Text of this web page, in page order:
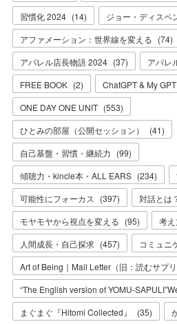
習慣化 2024 (14) ジョー・ディスペ
アファメーション：世界線を変える (74)
アパレル店長物語 2024 (37) アパレ
FREE BOOK (2) ChatGPT & My GPT
ONE DAY ONE UNIT (553)
ひとみの部屋（公開セッション）
(41)
自己基盤・習慣・継続力 (99)
傾聴力・kincle本・ALL EARS (234)
可能性にフォーカス
(397) 対話とは
モヤモヤから視点を変える (95) 考
人間成長・自己探求 (457) コミュニ
Art of Being｜Mail Letter（旧：読むサプリ
“The English version of YOMU-
まぐまぐ『Hitomi Collected』
(35)